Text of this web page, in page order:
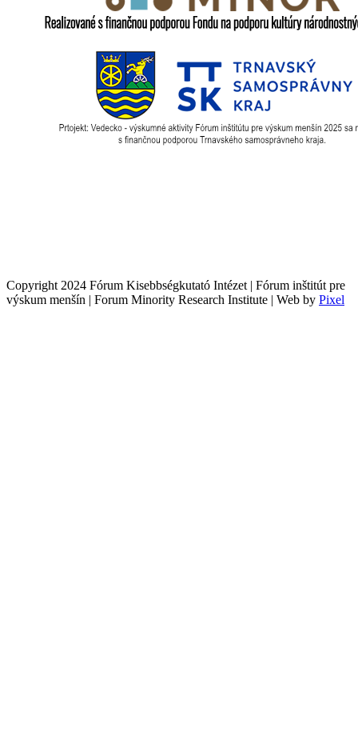
Copyright 2024 Fórum Kisebbségkutató Intézet | Fórum inštitút pre
výskum menšín | Forum Minority Research Institute | Web by Pixel